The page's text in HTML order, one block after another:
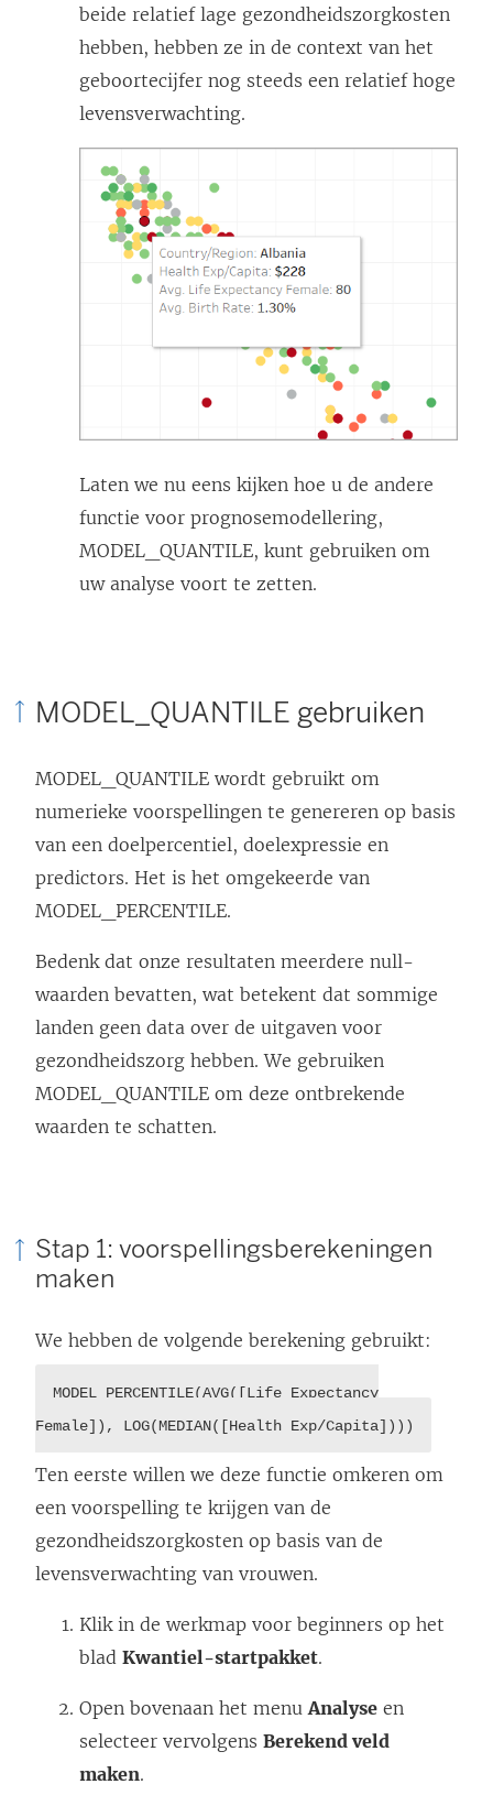
beide relatief lage gezondheidszorgkosten
hebben, hebben ze in de context van het
geboortecijfer nog steeds een relatief hoge
levensverwachting.
Laten we nu eens kijken hoe u de andere
functie voor prognosemodellering,
MODEL_QUANTILE, kunt gebruiken om
uw analyse voort te zetten.
MODEL_QUANTILE gebruiken
MODEL_QUANTILE wordt gebruikt om
numerieke voorspellingen te genereren op basis
van een doelpercentiel, doelexpressie en
predictors. Het is het omgekeerde van
MODEL_PERCENTILE.
Bedenk dat onze resultaten meerdere null-
waarden bevatten, wat betekent dat sommige
landen geen data over de uitgaven voor
gezondheidszorg hebben. We gebruiken
MODEL_QUANTILE om deze ontbrekende
waarden te schatten.
Stap 1: voorspellingsberekeningen
maken
We hebben de volgende berekening gebruikt:
MODEL_PERCENTILE(AVG([Life Expectancy
Female]), LOG(MEDIAN([Health Exp/Capita])))
Ten eerste willen we deze functie omkeren om
een voorspelling te krijgen van de
gezondheidszorgkosten op basis van de
levensverwachting van vrouwen.
Klik in de werkmap voor beginners op het
blad Kwantiel-startpakket.
Open bovenaan het menuAnalyse en
selecteer vervolgens Berekend veld
maken.